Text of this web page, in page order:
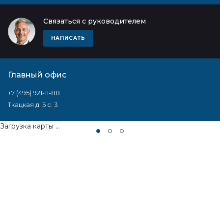
Связаться с руководителем
НАПИСАТЬ
Главный офис
+7 (495) 921-11-88
Ткацкая д. 5 с. 3
Загрузка карты ...